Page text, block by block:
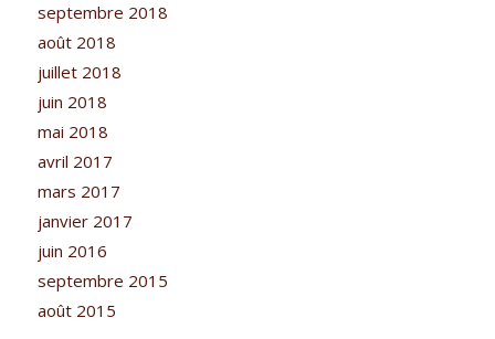
septembre 2018
août 2018
juillet 2018
juin 2018
mai 2018
avril 2017
mars 2017
janvier 2017
juin 2016
septembre 2015
août 2015